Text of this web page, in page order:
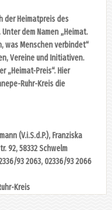
der Heimatpreis des
dem Namen „Heimat.
was Menschen verbindet“
Vereine und Initiativen.
„Heimat-Preis“. Hier
Ruhr-Kreis die
(V.i.S.d.P.), Franziska
92, 58332 Schwelm
93 2063, 02336/93 2066
Kreis